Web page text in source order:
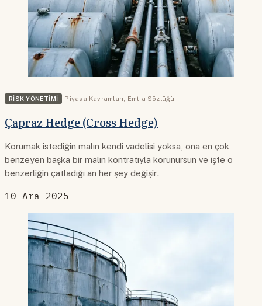
RISK YÖNETIMI Piyasa Kavramları Emtia Sözlüğü
Çapraz Hedge (Cross Hedge)
Korumak istediğin malın kendi vadelisi yoksa, ona en çok
benzeyen başka bir malın kontratıyla korunursun ve işte o
benzerliğin çatladığı an her şey değişir.
10 Ara 2025